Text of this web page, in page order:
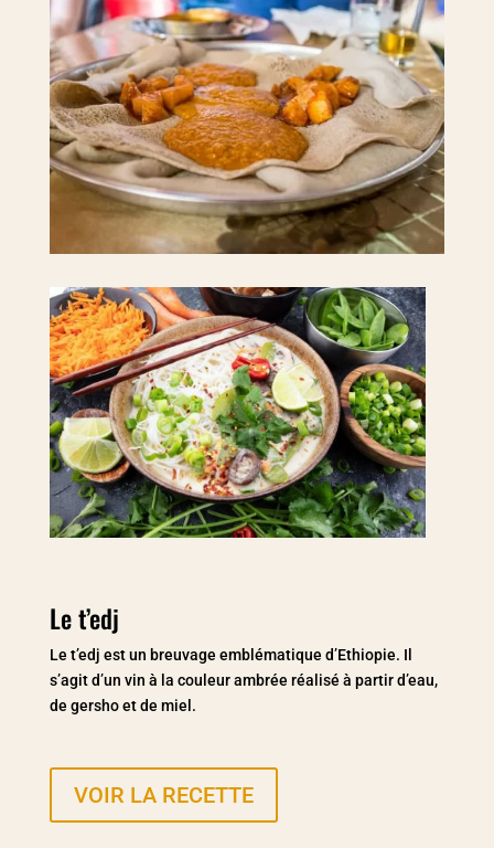
Le t’edj
Le t’edj estun breuvage emblématique d’Ethiopie. Il
s’agit d’un vin à la couleur ambrée réalisé à partir d’eau,
de gersho et de miel.
VOIR LA RECETTE